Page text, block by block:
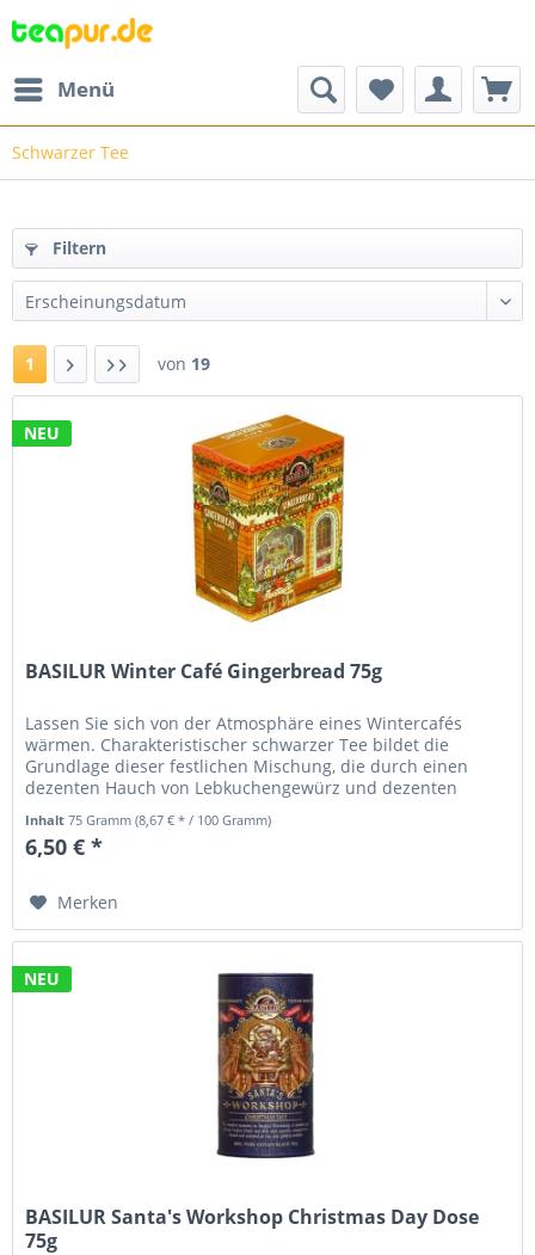
Menü
Schwarzer Tee
Filtern
1 von 19
NEU
BASILUR Winter Café Gingerbread 75g
Lassen Sie sich von der Atmosphäre eines Wintercafés
wärmen. Charakteristischer schwarzer Tee bildet die
Grundlage dieser festlichen Mischung, die durch einen
dezenten Hauch von Lebkuchengewürz und dezenten
Inhalt75 Gramm(8,67 € * / 100 Gramm)
6,50 € *
Merken
NEU
BASILUR Santa's Workshop Christmas Day Dose
75g